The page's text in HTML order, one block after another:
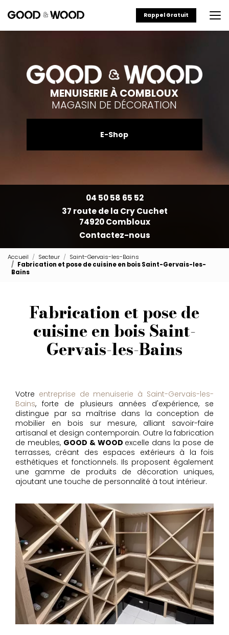
au
principal
Rappel Gratuit
MENUISERIE À COMBLOUX
MAGASIN DE DÉCORATION
E-Shop
04 50 58 65 52
37 route de la Cry Cuchet
74920 Combloux
Contactez-nous
Accueil Secteur
Saint-Gervais-les-Bains
Fabrication et pose de cuisine en bois Saint-Gervais-les-
Bains
Fabrication et pose de
cuisine en bois Saint-
Gervais-les-Bains
Votre entreprise de menuiserie à Saint-Gervais-les-
Bains, forte de plusieurs années d'expérience, se
distingue par sa maîtrise dans la conception de
mobilier en bois sur mesure, alliant savoir-faire
artisanal et design contemporain. Outre la fabrication
de meubles, GOOD & WOOD excelle dans la pose de
terrasses, créant des espaces extérieurs à la fois
esthétiques et fonctionnels. Ils proposent également
une gamme de produits de décoration uniques,
ajoutant une touche de personnalité à tout intérieur.